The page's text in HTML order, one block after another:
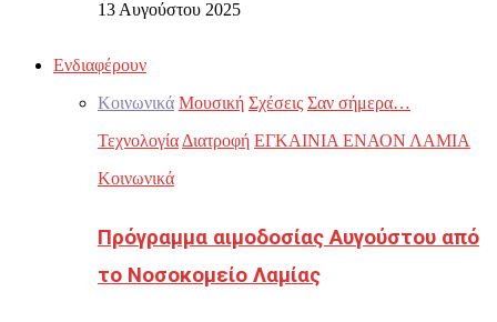
13 Αυγούστου 2025
Ενδιαφέρουν
Κοινωνικά Μουσική Σχέσεις Σαν σήμερα…
Τεχνολογία Διατροφή ΕΓΚΑΙΝΙΑ ΕΝΑΟΝ ΛΑΜΙΑ
Κοινωνικά
Πρόγραμμα αιμοδοσίας Αυγούστου από
το Νοσοκομείο Λαμίας